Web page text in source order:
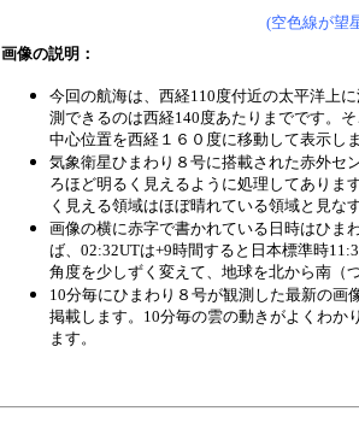
(空色線が望
画像の説明：
今回の航海は、西経110度付近の太平洋上
測できるのは西経140度あたりまでです。
中心位置を西経１６０度に移動して表示し
気象衛星ひまわり８号に搭載された赤外セ
ろほど明るく見えるように処理してありま
く見える領域はほぼ晴れている領域と見な
画像の横に赤字で書かれている日時はひま
ば、02:32UTは+9時間すると日本標準時
角度を少しずく変えて、地球を北から南（
10分毎にひまわり８号が観測した最新の画
掲載します。10分毎の雲の動きがよくわか
ます。